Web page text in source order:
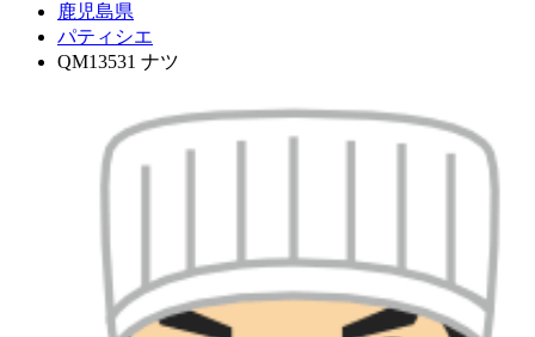
鹿児島県
パティシエ
QM13531 ナツ